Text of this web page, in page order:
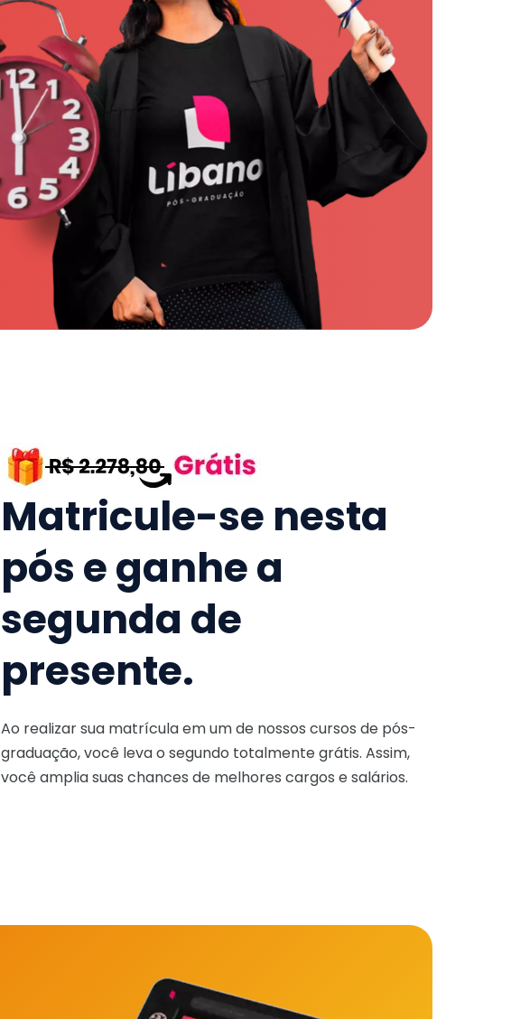
Matricule-se nesta
pós e ganhe a
segunda de
presente.
Ao realizar sua matrícula em um de nossos cursos de pós-
graduação, você leva o segundo totalmente grátis. Assim,
você amplia suas chances de melhores cargos e salários.